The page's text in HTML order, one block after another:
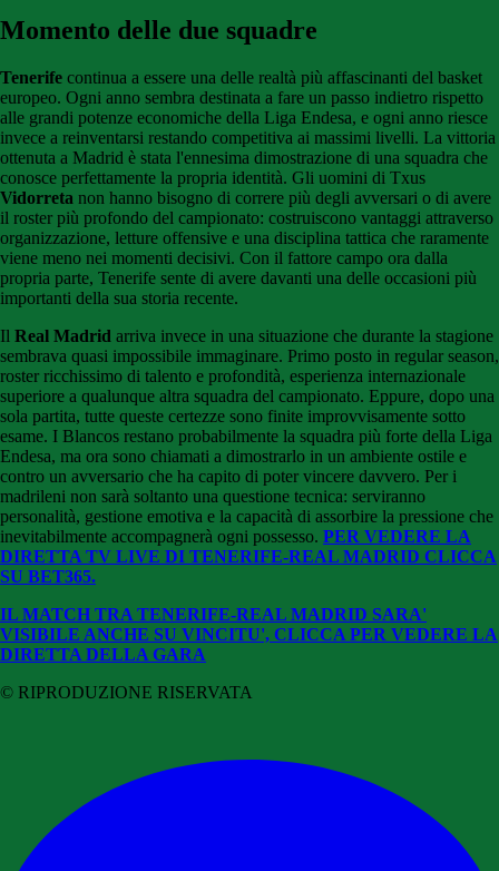
Momento delle due squadre
Tenerife continua a essere una delle realtà più affascinanti del basket
europeo. Ogni anno sembra destinata a fare un passo indietro rispetto
alle grandi potenze economiche della Liga Endesa, e ogni anno riesce
invece a reinventarsi restando competitiva ai massimi livelli. La vittoria
ottenuta a Madrid è stata l'ennesima dimostrazione di una squadra che
conosce perfettamente la propria identità. Gli uomini di Txus
Vidorreta non hanno bisogno di correre più degli avversari o di avere
il roster più profondo del campionato: costruiscono vantaggi attraverso
organizzazione, letture offensive e una disciplina tattica che raramente
viene meno nei momenti decisivi. Con il fattore campo ora dalla
propria parte, Tenerife sente di avere davanti una delle occasioni più
importanti della sua storia recente.
Il Real Madrid arriva invece in una situazione che durante la stagione
sembrava quasi impossibile immaginare. Primo posto in regular season,
roster ricchissimo di talento e profondità, esperienza internazionale
superiore a qualunque altra squadra del campionato. Eppure, dopo una
sola partita, tutte queste certezze sono finite improvvisamente sotto
esame. I Blancos restano probabilmente la squadra più forte della Liga
Endesa, ma ora sono chiamati a dimostrarlo in un ambiente ostile e
contro un avversario che ha capito di poter vincere davvero. Per i
madrileni non sarà soltanto una questione tecnica: serviranno
personalità, gestione emotiva e la capacità di assorbire la pressione che
inevitabilmente accompagnerà ogni possesso. PER VEDERE LA
DIRETTA TV LIVE DI TENERIFE-REAL MADRID CLICCA
SU BET365.
IL MATCH TRA TENERIFE-REAL MADRID SARA'
VISIBILE ANCHE SU VINCITU', CLICCA PER VEDERE LA
DIRETTA DELLA GARA
© RIPRODUZIONE RISERVATA